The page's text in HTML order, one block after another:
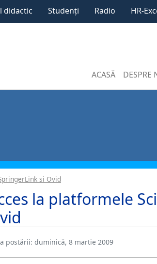
didactic Studenți Radio HR-
ACASĂ DESPRE
si Ovid
la platformele
postării: duminică, 8 martie 2009